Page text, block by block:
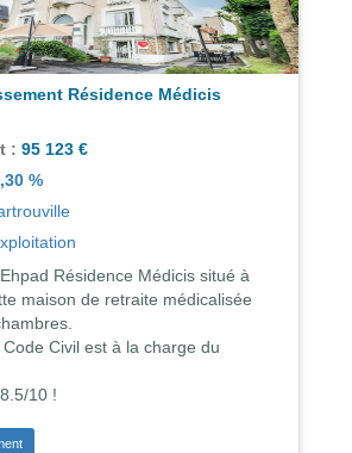
Résidence Médicis
: 95 123 €
%
Résidence Médicis situé à
maison de retraite médicalisée
Civil est à la charge du
10 !